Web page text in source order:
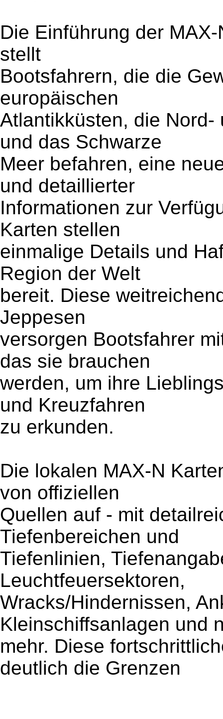
Die Einführung der
stellt
Bootsfahrern, die die
europäischen
Atlantikküsten, die
und das Schwarze
Meer befahren, eine
und detaillierter
Informationen zur
Karten stellen
einmalige Details und
Region der Welt
bereit. Diese
Jeppesen
versorgen Bootsfahrer
das sie brauchen
werden, um ihre
und Kreuzfahren
zu erkunden.
Die lokalen MAX-N
von offiziellen
Quellen auf - mit
Tiefenbereichen und
Tiefenlinien,
Leuchtfeuersektoren,
Wracks/Hindernissen,
Kleinschiffsanlagen und
mehr. Diese
deutlich die Grenzen